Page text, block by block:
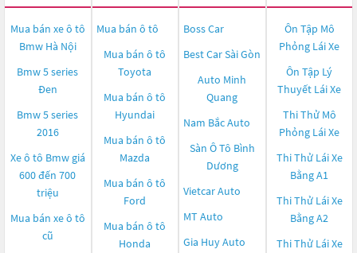
Mua bán xe ô tô
Bmw Hà Nội
Bmw 5 series
Đen
Bmw 5 series
2016
Xe ô tô Bmw giá
600 đến 700
triệu
Mua bán xe ô tô
cũ
Mua bán ô tô
Mua bán ô tô
Toyota
Mua bán ô tô
Hyundai
Mua bán ô tô
Mazda
Mua bán ô tô
Ford
Mua bán ô tô
Honda
Boss Car
Best Car Sài Gòn
Auto Minh
Quang
Nam Bắc Auto
Sàn Ô Tô Bình
Dương
Vietcar Auto
MT Auto
Gia Huy Auto
Ôn Tập Mô
Phỏng Lái Xe
Ôn Tập Lý
Thuyết Lái Xe
Thi Thử Mô
Phỏng Lái Xe
Thi Thử Lái Xe
Bằng A1
Thi Thử Lái Xe
Bằng A2
Thi Thử Lái Xe